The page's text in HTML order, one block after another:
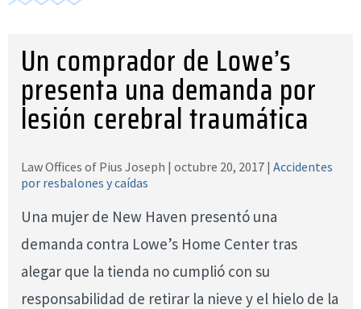
Un comprador de Lowe’s
presenta una demanda por
lesión cerebral traumática
Law Offices of Pius Joseph | octubre 20, 2017 | Accidentes
por resbalones y caídas
Una mujer de New Haven presentó una
demanda contra Lowe’s Home Center tras
alegar que la tienda no cumplió con su
responsabilidad de retirar la nieve y el hielo de la